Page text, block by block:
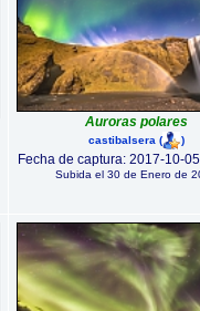
Auroras polares
castibalsera ( )
Fecha de captura: 2017-10-
Subida el 30 de Enero de